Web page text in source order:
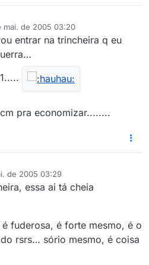
mai. de 2005 03:20
entrar na trincheira q eu
pra economizar........
de 2005 03:29
essa ai tá cheia
fuderosa, é forte mesmo, é o
rsrs… sório mesmo, é coisa